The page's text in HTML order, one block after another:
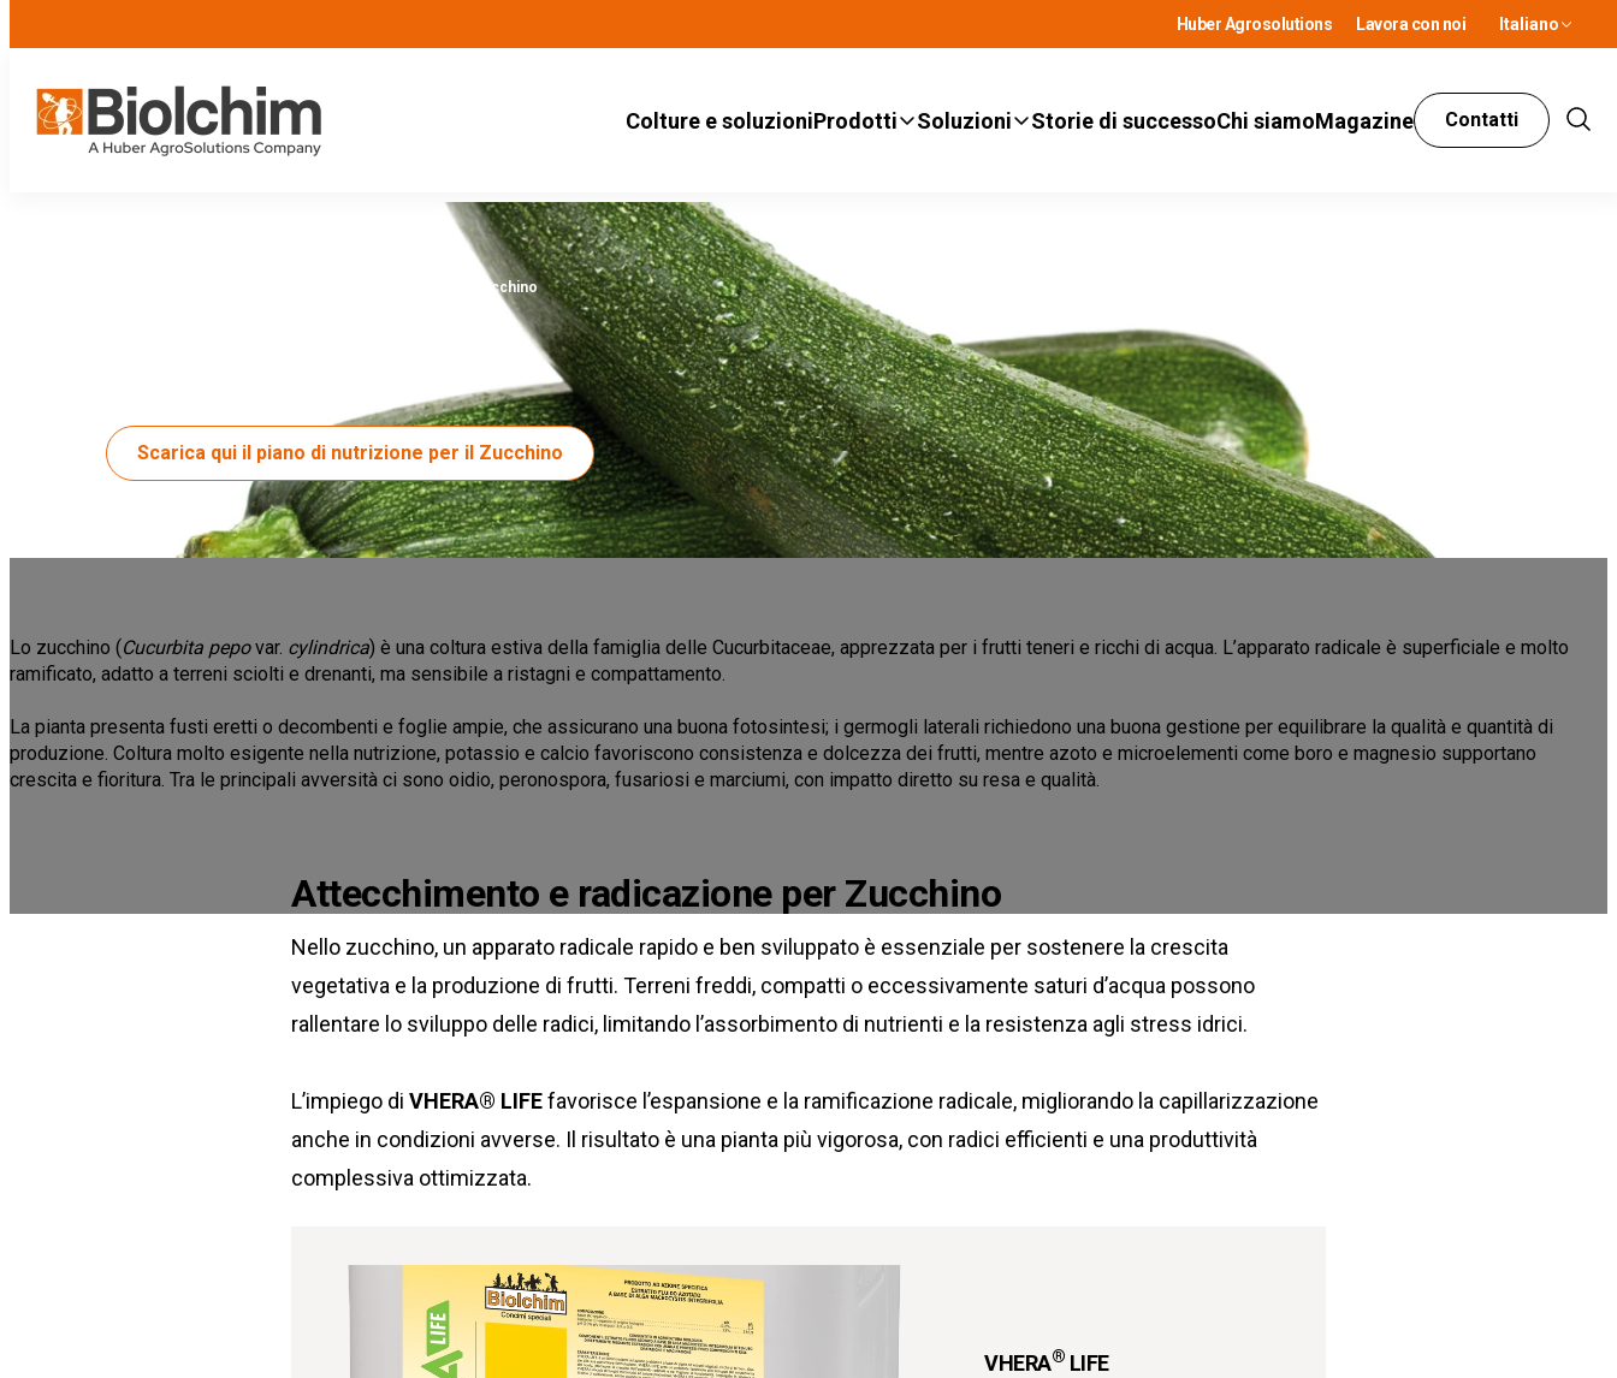
Huber Agrosolutions Lavora con noi Italiano
Colture e soluzioniProdotti Soluzioni Storie di successoChi siamoMagazine Contatti
Show
Zucchino
Scarica qui il piano di nutrizione per il Zucchino
Lo zucchino (Cucurbita pepovar. cylindrica) è una coltura estiva della famiglia delle Cucurbitaceae, apprezzata per i frutti teneri e ricchi di acqua. L’apparato radicale è superficiale e molto
ramificato, adatto a terreni sciolti e drenanti, ma sensibile a ristagni e compattamento.
La pianta presenta fusti eretti o decombenti e foglie ampie, che assicurano una buona fotosintesi; i germogli laterali richiedono una buona gestione per equilibrare la qualità e quantità di
produzione. Coltura molto esigente nella nutrizione, potassio e calcio favoriscono consistenza e dolcezza dei frutti, mentre azoto e microelementi come boro e magnesio supportano
crescita e fioritura. Tra le principali avversità ci sono oidio, peronospora, fusariosi e marciumi, con impatto diretto su resa e qualità.
Attecchimento e radicazione per Zucchino
Nello zucchino, un apparato radicale rapido e ben sviluppato è essenziale per sostenere la crescita
vegetativa e la produzione di frutti. Terreni freddi, compatti o eccessivamente saturi d’acqua possono
rallentare lo sviluppo delle radici, limitando l’assorbimento di nutrienti e la resistenza agli stress idrici.
L’impiego di VHERA® LIFEfavorisce l’espansione e la ramificazione radicale, migliorando la capillarizzazione
anche in condizioni avverse. Il risultato è una pianta più vigorosa, con radici efficienti e una produttività
complessiva ottimizzata.
VHERA® LIFE